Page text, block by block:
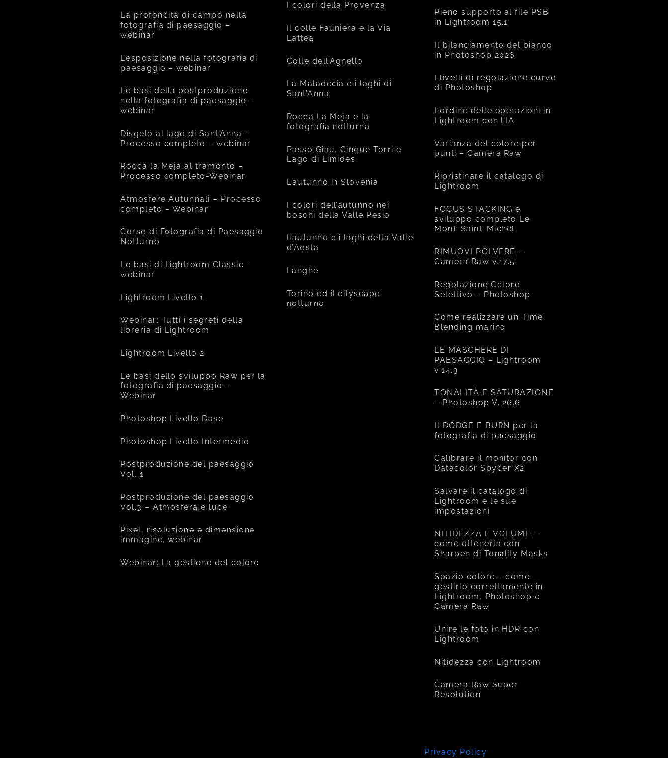
La profondità di campo nella
fotografia di paesaggio –
webinar
L’esposizione nella fotografia di
paesaggio – webinar
Le basi della postproduzione
nella fotografia di paesaggio –
webinar
Disgelo al lago di Sant’Anna –
Processo completo – webinar
Rocca la Meja al tramonto –
Processo completo-Webinar
Atmosfere Autunnali – Processo
completo – Webinar
Corso di Fotografia di Paesaggio
Notturno
Le basi di Lightroom Classic –
webinar
Lightroom Livello 1
Webinar: Tutti i segreti della
libreria di Lightroom
Lightroom Livello 2
Le basi dello sviluppo Raw per la
fotografia di paesaggio –
Webinar
Photoshop Livello Base
Photoshop Livello Intermedio
Postproduzione del paesaggio
Vol. 1
Postproduzione del paesaggio
Vol.3 – Atmosfera e luce
Pixel, risoluzione e dimensione
immagine, webinar
Webinar: La gestione del colore
I colori della Provenza
Il colle Fauniera e la Via
Lattea
Colle dell’Agnello
La Maladecia e i laghi di
Sant’Anna
Rocca La Meja e la
fotografia notturna
Passo Giau, Cinque Torri e
Lago di Limides
L’autunno in Slovenia
I colori dell’autunno nei
boschi della Valle Pesio
L’autunno e i laghi della Valle
d’Aosta
Langhe
Torino ed il cityscape
notturno
Pieno supporto al file PSB
in Lightroom 15.1
Il bilanciamento del bianco
in Photoshop 2026
I livelli di regolazione curve
di Photoshop
L’ordine delle operazioni in
Lightroom con l’IA
Varianza del colore per
punti – Camera Raw
Ripristinare il catalogo di
Lightroom
FOCUS STACKING e
sviluppo completo Le
Mont-Saint-Michel
RIMUOVI POLVERE –
Camera Raw v.17.5
Regolazione Colore
Selettivo – Photoshop
Come realizzare un Time
Blending marino
LE MASCHERE DI
PAESAGGIO – Lightroom
v.14.3
TONALITÀ E SATURAZIONE
– Photoshop V. 26.6
Il DODGE E BURN per la
fotografia di paesaggio
Calibrare il monitor con
Datacolor Spyder X2
Salvare il catalogo di
Lightroom e le sue
impostazioni
NITIDEZZA E VOLUME –
come ottenerla con
Sharpen di Tonality Masks
Spazio colore – come
gestirlo correttamente in
Lightroom, Photoshop e
Camera Raw
Unire le foto in HDR con
Lightroom
Nitidezza con Lightroom
Camera Raw Super
Resolution
Privacy Policy